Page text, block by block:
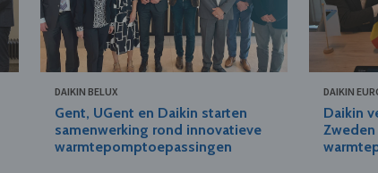
DAIKIN BELUX
Gent, UGent en Daikin starten
samenwerking rond innovatieve
warmtepomptoepassingen
DAIKIN
Daikin